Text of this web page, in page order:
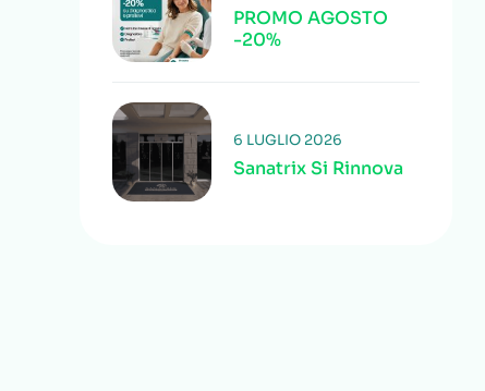
PROMO AGOSTO
-20%
Sanatrix Si Rinnova
6 LUGLIO 2026